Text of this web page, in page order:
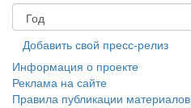
Добавить свой пресс-релиз
Информация о проекте
Реклама на сайте
Правила публикации материалов